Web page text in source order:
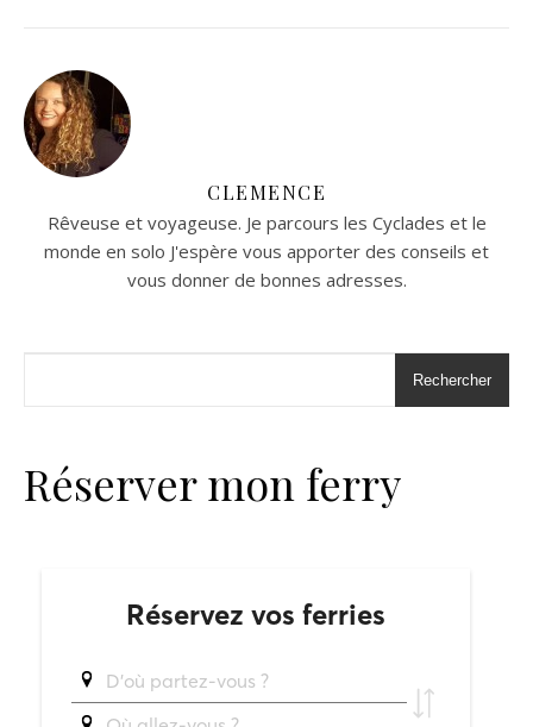
CLEMENCE
Rêveuse et voyageuse. Je parcours les Cyclades et le
monde en solo J'espère vous apporter des conseils et
vous donner de bonnes adresses.
Rechercher
Réserver mon ferry